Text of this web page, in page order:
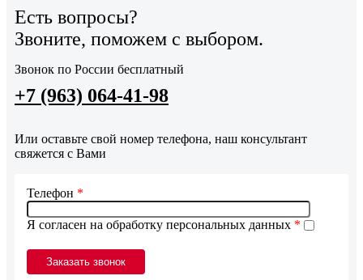
Есть вопросы?
Звоните, поможем с выбором.
Звонок по России бесплатный
+7 (963) 064-41-98
Или оставьте свой номер телефона, наш консультант
свяжется с Вами
Я согласен на обработку персональных данных *
Телефон *